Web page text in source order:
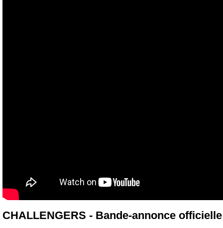
CHALLENGERS - Bande-annonce